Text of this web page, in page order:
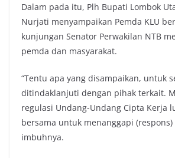
Dalam pada itu, Plh Bupati Lombok
Nurjati menyampaikan Pemda KLU
kunjungan Senator Perwakilan NTB
pemda dan masyarakat.
“Tentu apa yang disampaikan, untuk
ditindaklanjuti dengan pihak terkait.
regulasi Undang-Undang Cipta Kerja
bersama untuk menanggapi (respons)
imbuhnya.